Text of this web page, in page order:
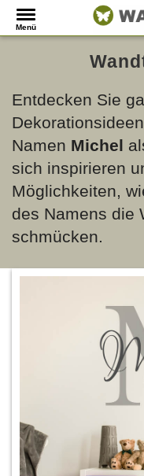
Menü
Entdecken Sie
Namen Michel
sich inspirieren
Möglichkeiten,
des Namens die
schmücken.